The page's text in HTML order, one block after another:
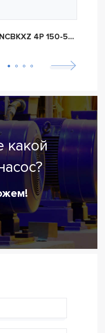
Saer NCBKXZ 4P 150-500D
какой